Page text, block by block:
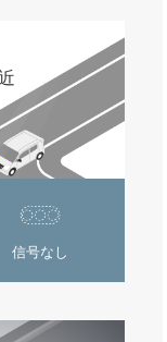
信号なし